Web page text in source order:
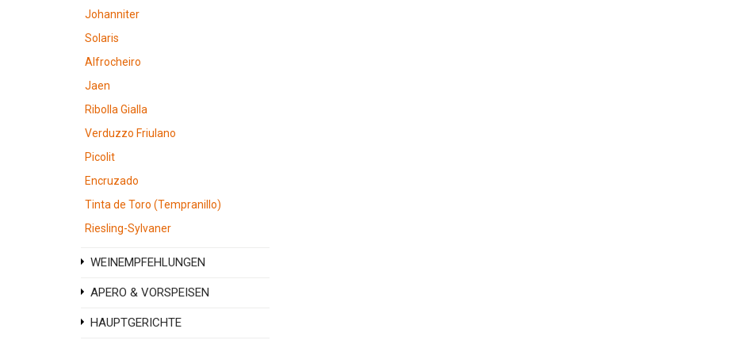
Johanniter
Solaris
Alfrocheiro
Jaen
Ribolla Gialla
Verduzzo Friulano
Picolit
Encruzado
Tinta de Toro (Tempranillo)
Riesling-Sylvaner
WEINEMPFEHLUNGEN
APERO & VORSPEISEN
HAUPTGERICHTE